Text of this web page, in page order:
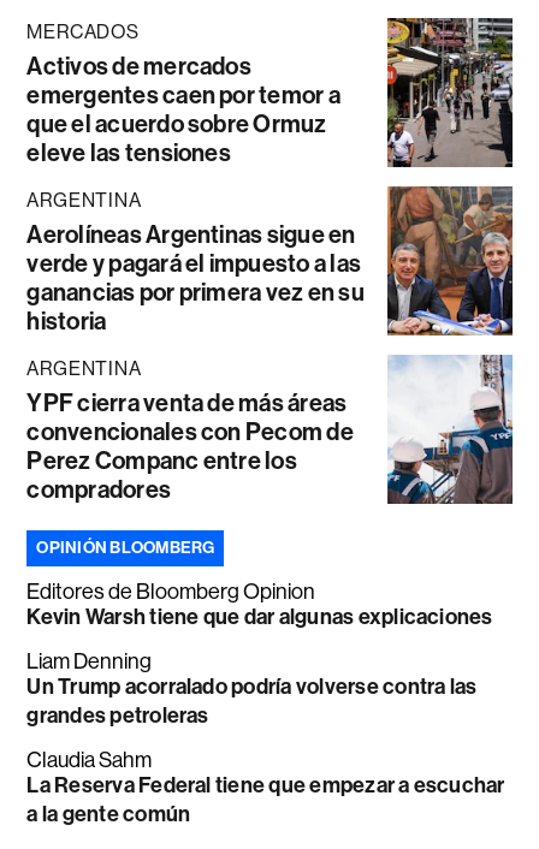
MERCADOS
Activos de mercados
emergentes caen por temor a
que el acuerdo sobre Ormuz
eleve las tensiones
ARGENTINA
Aerolíneas Argentinas sigue en
verde y pagará el impuesto a las
ganancias por primera vez en su
historia
ARGENTINA
YPF cierra venta de más áreas
convencionales con Pecom de
Perez Companc entre los
compradores
OPINIÓN BLOOMBERG
Editores de Bloomberg Opinion
Kevin Warsh tiene que dar algunas explicaciones
Liam Denning
Un Trump acorralado podría volverse contra las
grandes petroleras
Claudia Sahm
La Reserva Federal tiene que empezar a escuchar
a la gente común